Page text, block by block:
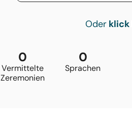
Oder klick
Vermittelte
Zeremonien
0
Sprachen
0